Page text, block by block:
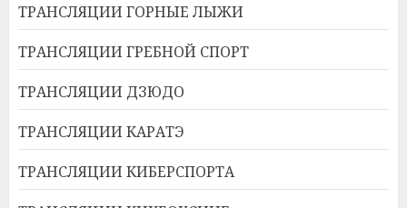
ТРАНСЛЯЦИИ ГОРНЫЕ ЛЫЖИ
ТРАНСЛЯЦИИ ГРЕБНОЙ СПОРТ
ТРАНСЛЯЦИИ ДЗЮДО
ТРАНСЛЯЦИИ КАРАТЭ
ТРАНСЛЯЦИИ КИБЕРСПОРТА